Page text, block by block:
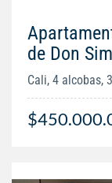
de Don
Cali, 4 alcobas,